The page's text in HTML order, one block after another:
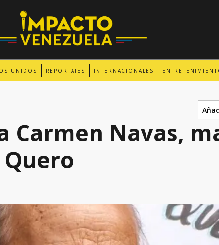
UNIDOS REPORTAJES INTERNACIONALES
Carmen Navas,